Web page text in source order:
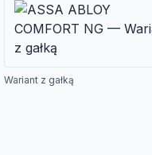
Wariant z gałką